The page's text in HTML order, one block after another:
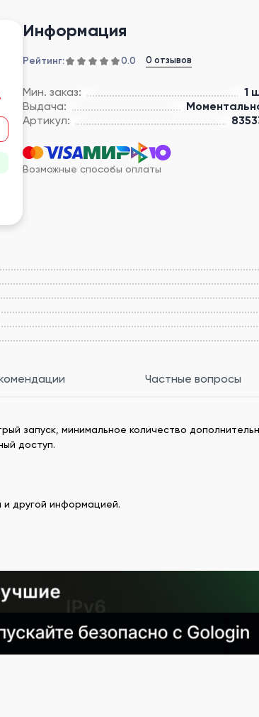
Информация
Рейтинг: 0.0 0 отзывов
Мин. заказ:
1
Выдача:
Артикул:
Возможные способы оплаты
Частные вопросы
запуск, минимальное количество
доступ.
и другой информацией.